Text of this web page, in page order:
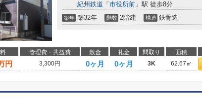
紀州鉄道 「 市役所前 」駅 徒歩8分
築年 築32年 階数 2階建 構造 鉄骨造
管理費・共益費 敷金 礼金 間取り 面積
円 3,300円 0ヶ月 0ヶ月 3K 62.67㎡